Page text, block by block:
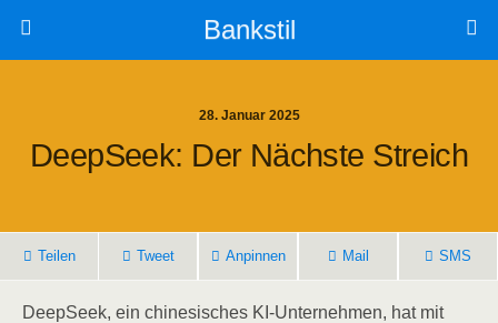
Bankstil
28. Januar 2025
Deep­Seek: Der Nächs­te Streich
Tei­len Tweet Anpin­nen Mail SMS
Deep­Seek, ein chi­ne­si­sches KI-Unter­neh­men, hat mit